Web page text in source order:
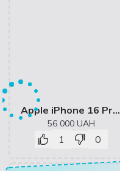
Apple iPhone 16 Pro Max 256GB Desert Titanium (MYWX3) с доставкой | Grokholsky
56 000 UAH
1 0